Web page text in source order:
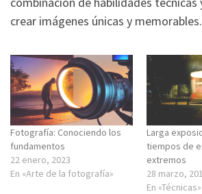
crear imágenes únicas y memorables.
Fotografía: Conociendo los
fundamentos
22 enero, 2023
En «Arte de la fotografía»
Larga
tiempos de
extremos
28 marzo,
En «Técnicas»